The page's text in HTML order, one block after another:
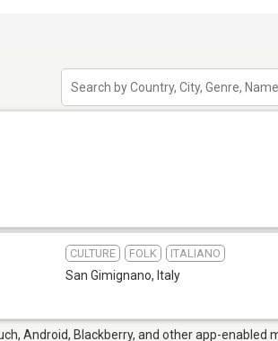
CULTURE FOLK ITALIANO
San Gimignano, Italy
Android, Blackberry, and other app-enabled